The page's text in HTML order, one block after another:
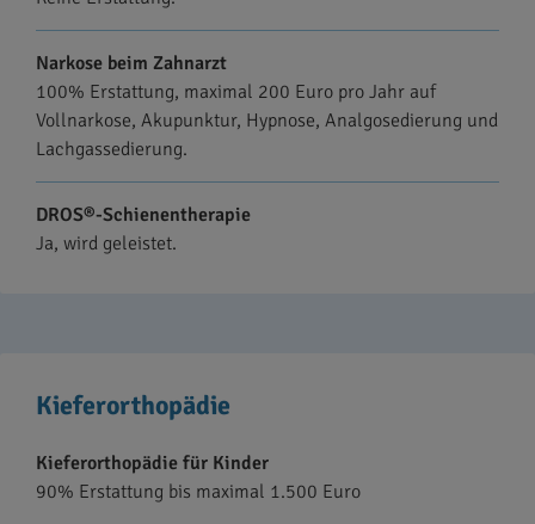
Narkose beim Zahnarzt
100% Erstattung, maximal 200 Euro pro Jahr auf
Vollnarkose, Akupunktur, Hypnose, Analgosedierung und
Lachgassedierung.
DROS®-Schienentherapie
Ja, wird geleistet.
Kieferorthopädie
Kieferorthopädie für Kinder
90% Erstattung bis maximal 1.500 Euro